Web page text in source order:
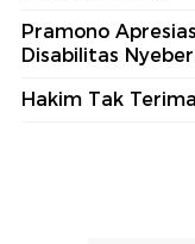
Pramono
Disabilitas
Hakim Tak